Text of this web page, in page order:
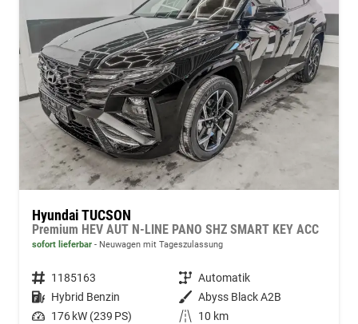
Hyundai TUCSON
Premium HEV AUT N-LINE PANO SHZ SMART KEY ACC
sofort lieferbar Neuwagen mit Tageszulassung
Fahrzeugnummer 1185163 Getriebe Automatik
Kraftstoff Hybrid Benzin Außenfarbe Abyss Black A2B
Leistung 176 kW (239 PS) Kilometerstand
10 km